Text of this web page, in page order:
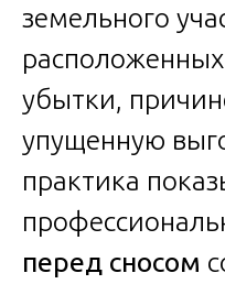
земельного
убытки,
упущенную
практика
перед сносом